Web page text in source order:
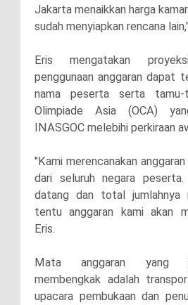
Jakarta menaikkan harga
sudah menyiapkan rencana
Eris mengatakan
penggunaan anggaran dapat
nama peserta serta tamu-
Olimpiade Asia (OCA)
INASGOC melebihi perkiraan
"Kami merencanakan
dari seluruh negara
datang dan total jumlahnya
tentu anggaran kami akan
Eris.
Mata anggaran yang
membengkak adalah
upacara pembukaan dan